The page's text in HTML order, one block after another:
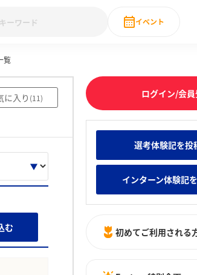
みんなの新卒就職人気企業ランキング みんな
28卒 IT・DX現場社員インタビュー
イベント
直近の
覧
に入り (11)
む
ログイン/会
選考体験記を投
インターン体験記
初めてご利用される